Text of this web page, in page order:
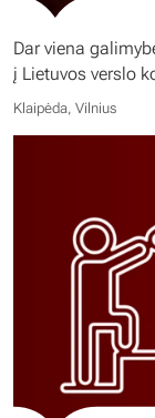
Dar viena
į Lietuvos verslo
Klaipėda, Vilnius